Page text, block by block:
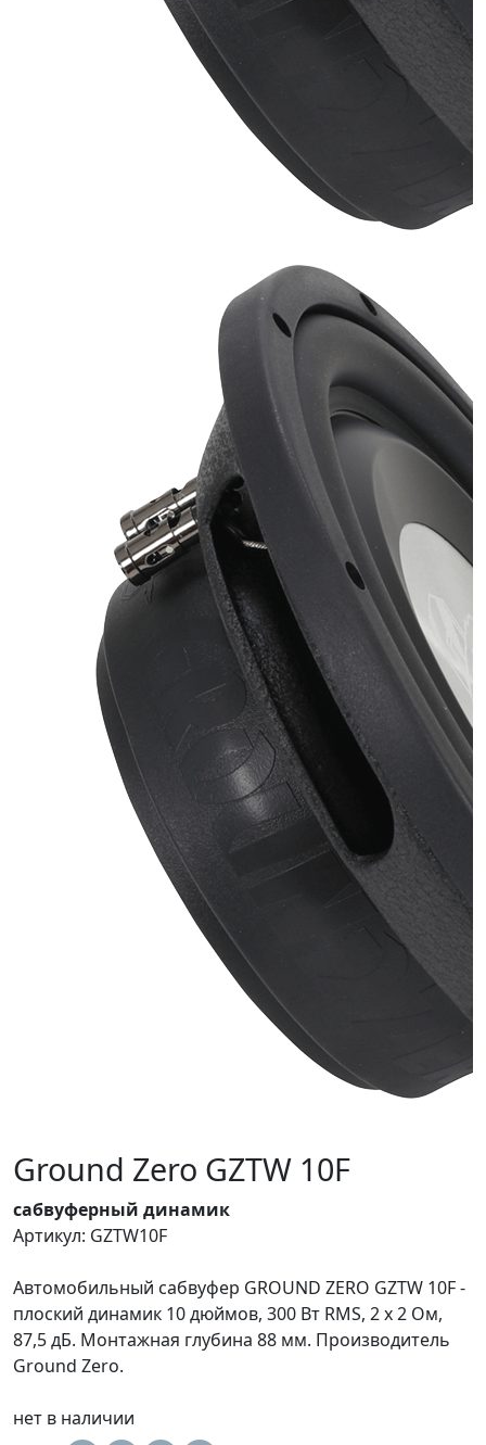
Ground Zero GZTW 10F
сабвуферный динамик
Артикул: GZTW10F
Автомобильный сабвуфер GROUND ZERO GZTW 10F -
плоский динамик 10 дюймов, 300 Вт RMS, 2 x 2 Ом,
87,5 дБ. Монтажная глубина 88 мм. Производитель
Ground Zero.
нет в наличии